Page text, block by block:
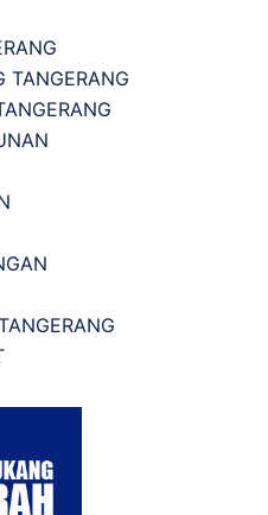
TANGERANG